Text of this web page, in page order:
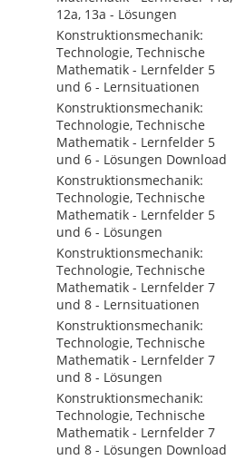
12a, 13a - Lösungen
Konstruktionsmechanik:
Technologie, Technische
Mathematik - Lernfelder 5
und 6 - Lernsituationen
Konstruktionsmechanik:
Technologie, Technische
Mathematik - Lernfelder 5
und 6 - Lösungen Download
Konstruktionsmechanik:
Technologie, Technische
Mathematik - Lernfelder 5
und 6 - Lösungen
Konstruktionsmechanik:
Technologie, Technische
Mathematik - Lernfelder 7
und 8 - Lernsituationen
Konstruktionsmechanik:
Technologie, Technische
Mathematik - Lernfelder 7
und 8 - Lösungen
Konstruktionsmechanik:
Technologie, Technische
Mathematik - Lernfelder 7
und 8 - Lösungen Download